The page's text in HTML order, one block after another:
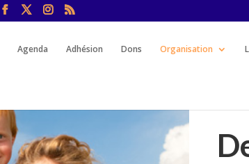
Agenda Adhésion Dons Organisation